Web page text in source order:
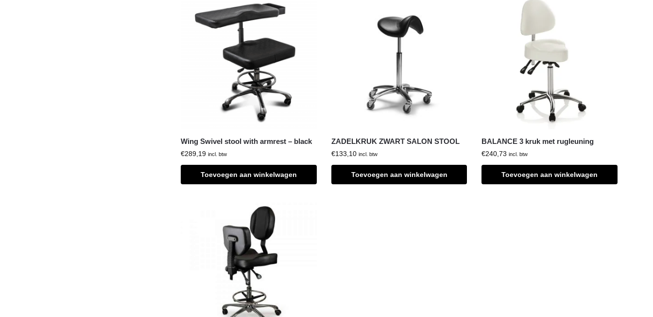
Wing Swivel stool with armrest – black
€289,19 incl. btw
Toevoegen aan winkelwagen
ZADELKRUK ZWART SALON STOOL
€133,10 incl. btw
Toevoegen aan winkelwagen
BALANCE 3 kruk met rugleuning
€240,73 incl. btw
Toevoegen aan winkelwagen